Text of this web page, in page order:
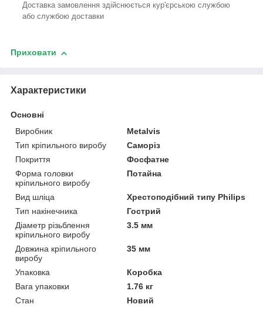
Доставка замовлення здійснюється кур'єрською службою
або службою доставки
Приховати
Характеристики
Основні
Виробник
Metalvis
Тип кріпильного виробу
Саморіз
Покриття
Фосфатне
Форма головки
кріпильного виробу
Потайна
Вид шліца
Хрестоподібний типу Philips
Тип накінечника
Гострий
Діаметр різьблення
кріпильного виробу
3.5 мм
Довжина кріпильного
виробу
35 мм
Упаковка
Коробка
Вага упаковки
1.76 кг
Стан
Новий